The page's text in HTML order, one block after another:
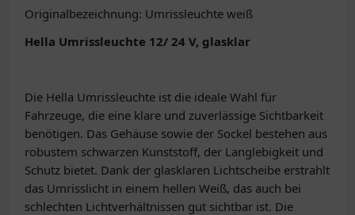
Originalbezeichnung: Umrissleuchte weiß
Hella Umrissleuchte 12/ 24 V, glasklar
Die Hella Umrissleuchte ist die ideale Wahl für
Fahrzeuge, die eine klare und zuverlässige Sichtbarkeit
benötigen. Das Gehäuse sowie der Sockel bestehen aus
robustem schwarzen Kunststoff, der Langlebigkeit und
Schutz bietet. Dank der glasklaren Lichtscheibe erstrahlt
das Umrisslicht in einem hellen Weiß, das auch bei
schlechten Lichtverhältnissen gut sichtbar ist. Die